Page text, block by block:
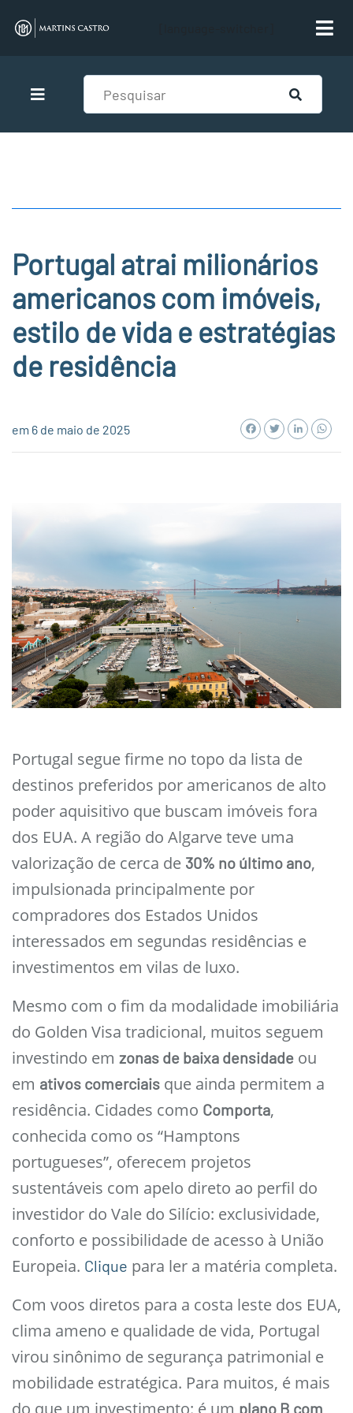
Portugal atrai milionários
americanos com imóveis,
estilo de vida e estratégias
de residência
em 6 de maio de 2025 Facebook
Twitter
Portugal segue firme no topo da lista de
destinos preferidos por americanos de alto
poder aquisitivo que buscam imóveis fora
dos EUA. A região do Algarve teve uma
valorização de cerca de 30% no último ano,
impulsionada principalmente por
compradores dos Estados Unidos
interessados em segundas residências e
investimentos em vilas de luxo.
Mesmo com o fim da modalidade imobiliária
do Golden Visa tradicional, muitos seguem
investindo em zonas de baixa densidade ou
em ativos comerciais que ainda permitem a
residência. Cidades como Comporta,
conhecida como os “Hamptons
portugueses”, oferecem projetos
sustentáveis com apelo direto ao perfil do
investidor do Vale do Silício: exclusividade,
conforto e possibilidade de acesso à União
Europeia. Clique para ler a matéria completa.
Com voos diretos para a costa leste dos EUA,
clima ameno e qualidade de vida, Portugal
virou sinônimo de segurança patrimonial e
mobilidade estratégica. Para muitos, é mais
do que um investimento: é um plano B com